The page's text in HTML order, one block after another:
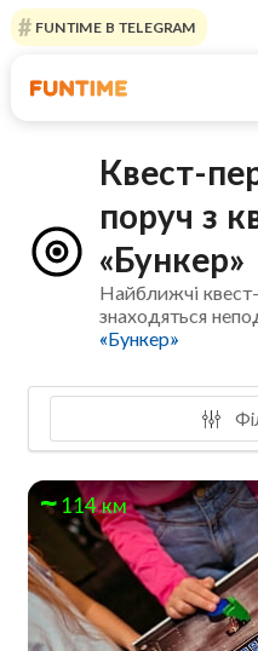
FUNTIME В TELEGRAM
Квест-
поруч з
«Бункер»
Найближчі
знаходяться
«Бункер»
114 км